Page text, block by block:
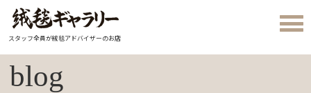
スタッフ全員が絨毯アドバイザーのお店
blog